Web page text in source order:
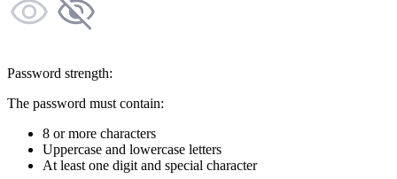
Password strength:
The password must contain:
8 or more characters
Uppercase and lowercase letters
At least one digit and special character